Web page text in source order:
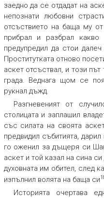
заедно да се отдадат на
непознати любовни
отсъствието на баща му
прибрал и разбрал
предупредил да стои
Проститутката отново
аскет отсъствал, и този
града. Веднага щом се
рукнал дъжд.
Разгневеният от
столицата и заплашил
със силата на своята
предвидил събитията,
го оженил за дъщеря си
аскет и той казал на сина
духовната им обител, след
изпълнил волята на баща си
Историята очертава